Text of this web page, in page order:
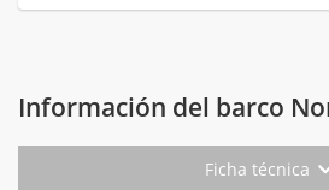
Información del barco
Ficha técnica